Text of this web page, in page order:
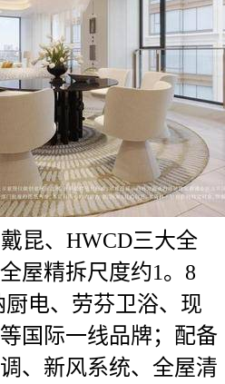
锁的阳台按程度投影全数计较建建面积，未封锁的阳台按程度投影的一半计较建建面积。78、套内利用面积指套内住户独自利用的面积，一般包罗卧室、厨房、卫生间、过厅、起居室、内走道、阳台、壁柜等净面积的总和。84、利用面积系数K1(%)利用面积系数=总利用面积(平方米)/总建建面积(平方米)×100%。85、栖身面积系数K2(%)栖身面积系数=总栖身面积(平方米)/总建建面积(平方米)×100%。86、布局面积系数K3(%)布局面积系数=总布局面积(平方米)/总建建面积(平方米)×100%。87、绿地率是指规划扶植用地范畴内的绿地面积取规划扶植用地面积之比。88、绿化率是指植被垂积取规划扶植用地面积之比。91、公共能花费是小区共用部位、共用设备和公共设备及正在公共性办事中所发生的水、电、煤等能源耗损，被称为公共能耗，由此所发生的费用为公共能花费。92、商品房预售俗称“卖楼花”，即正在房地产尚未建成以前，房地产的经销商正在取得受买人必然数量的定金后，将期房出售给受买人。93、商品房现售是指房地产开辟企业将完工验收及格的商品房出售给买受人，并由买受人领取房价款的行为。94、外销房是指房地产开辟企业按外资工做从管部分的，通过实行地盘批租形式，报打算从管部分列入正式项目打算，建成后用于向境内境外出售的室第、贸易用房及其它建建物。95、内销房是指房地产开辟企业通过实行地盘利用权出让形式，颠末从管部分审批，建成后用于正在国内范畴(目前不包罗出格行政区、澳门和)出售的室第、贸易用房及其它建建物。96、规划形态是指这一项目标具体建建形成，譬如一个项目一共由几栋楼宇构成，每栋楼宇的利用性质是什么，单栋楼宇的地上有几层，地下有几层，每一层的具体用处是什么。98、单位式室第是指正在多层、高层楼房中的一种室第建建形式；凡是每层楼面只要一个楼梯，住户由楼梯平台间接进入分户门，一般多层室第每个楼梯能够放置24到28户。所以每个楼梯的节制面积又称为一个栖身单位。101、套型是指层住空间的大小范畴。俗称！小套、中套、大套。102、面积配比指的是各类面积范畴的单位正在某一楼盘单位总数中各自所占比例的几多。103、款式配比是二房二厅、三房二厅等各类款式的单位正在某一楼盘的单位总数中各自所占的比例的几多。104、阁楼是指位于衡宇坡屋顶下部的房间。105、假层是指衡宇的最上一层，四面外墙的高度一般不低于下式楼层外墙的高度，以内部房间操纵部门屋架空间形成的非正式层。106、通俗室第是指按一般平易近用室第尺度制的栖身用室第，高级公寓、别墅、度假村等不属于通俗室第的范围。107、公寓是指二层以上供多户人家栖身的楼房建建。108、纯办公楼是指专为各类公司的日常营运供给办公勾当空间的大楼。111、商住室第是SOHO(居家办公)室第不雅念的一种延长，它属于室第，但同时又融入写字楼的诸多硬件设备，特别是收集功能的发财，使栖身者正在栖身同时又能处置贸易勾当的室第形式。112、别墅是指正在郊区或风光区建制的供住宿休养用的花圃室第。此中三户或三户以上连体的别墅为连栋别墅，二户连体的别墅为双拼别墅，单楼独栋的则为独栋别墅。113、TOWNHOUSE(联排别墅)准确的译法该当为城区室第，是从欧洲舶来的，其原始意义是指正在城区衡宇。目前是指建于城郊，高绿化率，室第功能齐备的景不雅型联排别墅。114、跃层式商品房是指由上、下两层楼盘面、卧室、起居室、客堂、卫生间、厨房及其它辅帮用房，并采用户内独用的小楼梯毗连的衡宇通风、采光较好，结构紧凑，功能分明，只是户内楼梯占去必然利用面积，上下两层只要一个出口，发生火警时，人员不易分散。115、复式商品房是由建建师创制设想的一种经济型衡宇，是正在层高的一层楼中增建一个夹层，从而构成上下两层的楼盘房。现实层高要大大低于跃层式室第。复式室第基层供起居、餐饮、洗浴用，上层供歇息、储藏用，户内设多处入墙式壁柜和楼梯。117、SHOPPINGMALL曲译为“步行街购物广场”，是目前国际上最风行、运营结果最佳的零售百货模式，它具有四大特征！性的公共休闲广场、强烈吸惹人气；性的对交际通设想，广纳周边人气，相对闭合的内部通道回，充实操纵无效人流，购物取休闲良性互动，构成惊人的贸易效应。119、商品房的均价是指商品房的发卖价钱相加当前的和除以单元建建面积的和，即得出每平方米的价钱。120、基价颠末核算而确定的每平方米根基价钱，商品房的发卖价一般以基数增减楼层和朝向差价后得出。121、定金只是预付款的一部门，起不到债务的感化，正在开辟商违约不签定合同的环境下，无法获得双倍的返还。122、订金只是预付款的一部门，起不到债务的感化，正在开辟商违约不签定合同的环境下，无法获得双倍的返还。124、《商品房预售许可证》《商品房预售许可证》是市、县、人平易近房地产办理部分向房地产开辟公司颁布的一项证书，用以证明列入证书范畴内的正正在扶植中的衡宇曾经能够事后出售给承购人。125、契税契税是指衡宇所有权发生变动时，就当事人所订契约按房价的必然比例向产权承受人征收的一次性税收。它是对房地产权变更征收的一种特地税种。(买卖手续费经济合用房减半)126、公共维修基金公共维修基金是指室第楼房的公共部位和共用设备、设备的维护基金。商品房的公共维修基金由购房人正在购房时交纳，比例为购房款的2%。127、印花税印花税是对经济勾当和经济交往中书立、领受凭证征收的一种税。它是一种兼有行为性质的凭证税，具有征收面广、税负轻、由纳税人自行采办并粘贴印花税票完成纳税权利等特点。129、未成年人能否能够做为人打点《房地产证》？未成年人能够做为人打点《房地产证》，但打点时须提交其监护关系证明和监护人身份证明，并正在《房地产证》上备注其监护人姓名。因为未成年报酬没有平易近事行为能力或平易近事行为能力的人，因而正在处分该房地产时必需合适相关法令。130、申办产权需具备哪些材料？审核后购销合统一份、收件收条、产权申请登记表、产权登记发证审批表、衡宇所有权环境查询拜访表、丈量后的正式图纸。132、房地产权初始登记指对未经登记机关确认其房地产，领取房地产证书的地盘利用权及建建物、附着物的所有权进行的登记。133、房地产登记即房地产产权登记，它是国度为健全法制，加强城镇房地产办理，依法确认房地产产权的手续。城市房地产权属都必需向房地产所正在地的房地产办理机关申请登记。经审查确认产权后，由房地产办理机关发给《房地产产权证》。产权登记是房地产办理的，只要通过产权登记，才能对各类房地产权失实施无效的办理。134、房地产登记的品种有哪些？房地产登记的品种分为初始登记、转移登记、典质登记、变动登记、其它登记。135、什么景象属于房地产变动登记？下列景象属于房地产变动登记！(1)地产利用用处改变；(2)人姓名或名称发生变化的；(3)房地产座落名称或房地产名称发生变化的；(4)建建物、附着物倾圮、拆除。136、房地产登记是以什么单元进行登记的？房地产登记是以一地盘为单元进行登记的。所谓一地盘，是指以权属界线构成的封锁地块。一地盘存正在两个或两个以上人的，大家别离对该地盘上的建建物、附着物的所有权和具有的地盘利用权份额申请登记。137、申请房地产登记，可否委托他人代办署理？申请房地产登记，申请人能够委托他人代办署理。由代办署理人打点申请登记的，应向登记机关提交申请人的委托书。境外申请人的委托书应按颠末公证或认证。138、确权确权就是房地产登记机关对房地产简直认。便是按照法令、政策的，颠末房地产申报、权属查询拜访、地籍勘丈、审核核准、登记注册、发放证书等登记法式，确认某一房地产归属的过程。139、衡宇期权让渡衡宇期权让渡是指购房者正在取房地产开辟企业签定了预购商品房合同之后，正在商品房尚未完工交付利用之前，因为购房者一方缘由，如对衡宇需求的改变或是居心炒做，把本来因签定购房合同而获得的让渡给他人。衡宇期权让渡，有的处所将其称为“楼花”让渡或“炒楼花”。140、房地产让渡是指具有地盘利用权及地盘上建建物、附着物所有权的天然人、法人和其他组织，通过买卖、互换、赠取将房地产转移给他人的法令行为。141、房地产让渡时，其他公用设备能否一路让渡？房地产让渡时，让渡人对同地盘上的道绿地、休闲憩地、空间余地、电梯、楼梯、连廊、露台或者其他公用设备所具有的权益同时转移。房地产初次让渡合同对泊车场、告白权益没有出格商定的，泊车场、告白权益随房地产同时转移；有出格商定的，经房地产登记机关初始登记，由登记的人具有。142、房地产典质指债权人或第三人(典质人)以其具有的房地产做为物向债务人(或押权人)供给债权履行的行为。房地产按揭于房地产典质的一种形式。143、申请典质登记应提交什么材料？(1)《房地产典质登记申请书》；(2)委托书；(3)房地产证；(4)夫妻两边身份证、户口簿、成婚证或未婚姻证明；(5)商品房买卖合同和小我住房告贷合同。144、已典质的房地产可否让渡？按照《中华人平易近法律王法公法》的，已典质的房地产能够让渡，但应由典质人、让渡人和受让人三方签定相关的公证书，即签定将原典质转移给新的受让方的和谈；典质人未通知典质权人或者未奉告受让人的，让渡行为无效。145、以房地产典质向银行贷款，能否必然要打点登记？以房地产做为典质物向银行贷款，必然要到房地产登记部分打点典质登记手续。按照《中华人平易近法律王法公法》的，典质合同自登记之日起生效，所以，只要打点了典质登记，典质合同才有法令效力。146、告贷人若何银行贷款？贷款刻日正在1年内(含1年)的，实行到期本息一次性了债的还款体例。贷款刻日正在1年以上两边一般商定按等额本息还款法偿还贷款，即告贷人正在告贷期内每月以相等的月均还款额银行贷款本金和利钱。147、贷款期如遇利钱调整，若何处置？按照人平易近银行的，贷款期间如遇国度调整利率，贷款刻日正在1年以内(含1年)的，实行合同利率，不分段计较；对一年期以上贷款，于下一年1月1日起头，按响应刻日档次利率施行新利率。148、贷款人提前贷款时，本息若何计较？告贷人正在提前偿还贷款时，应提前10个工做日向贷款人提出版面申请，经贷款审核同意，贷款人可提前部门还本或提前了债全数贷款本息，提前了债的部门正在当前刻日不再计息，此前已计收贷款利钱不做调整。149、衡宇租赁是指衡宇所有权人做为出租人将其衡宇出租给承租人利用，由承租人向出租人领取房钱的行为。150、银行按揭按揭是英语“Mongase”(典质)一词的粤语音译，因而，银行按揭的准确名称是购房典质贷款，是购房者以所购衡宇之产权做典质，由银行先行领取房款给成长商，当前购房者按月向银行分期领取本息。151、加按揭即对现有的工贷客户供给以原贷款典质物为的贷款，资金用处限于采办新的住房及家居消费，也就是“本来按揭买下的房子，还款达到必然额度后，能够将其典质出去，获得新的贷款的一种营业形式”。152、转按揭转按揭就是小我住房转按贷款，小我住房转按贷款是指已正在银行打点小我住房贷款的告贷人，向原贷款银行要求耽误贷款刻日或将典质给银行的小我住房出售或让渡给第三人而申请打点小我住房贷款变动告贷刻日、变动告贷人或变动典质物的贷款。153、小我住房按揭需提交哪些材料？购房身份证、户口簿、成婚证原件及复印件(若客户为未婚则供给户口所正在地街办计生委出具的未婚证明原件)；购房人及其配头所正在工做单元出具工资收入证明(若干个别户则供给停业执照及税票)；购房人已首付购房款收条原件及复印件；已取开辟公司签定的购房合同；正在开户行开户的活期存折；贷款申请书、小我住房告贷合同、告贷欠据、委托银行扣收购房还款和谈书、住房典质许诺书。155、等额本金还款法等额本金还款法是一种计较很是简洁，适用性很强的一处还款体例。根基算法道理是正在还款期内按期等额偿还本金，并同时还清当期未偿还的本金所发生的利钱。体例能够是按月还款和按季还款。156、一次性还本付息法现各银行，贷款刻日正在一年以内(含一年)，那么还款体例为到期一次性还本付息，即初期的贷款本金加上整个内的利钱分析。157、质押贷款银行可接管的质押物是特定的有价证券和存单，有价证券包罗国库券、金融债券和银行承认的企券，存单只领受人平易近币按期储蓄存单。告贷人申请质押贷款，质押凭证所载金额必需跨越贷款额度，即质押凭证所载金额要至多大于贷款额度的10%。各类债券要颠末银行判定，证明实正在无效，方可用于质押，人平易近币按期储蓄存单要有开户银行的判定证明及免挂失证明，告贷人